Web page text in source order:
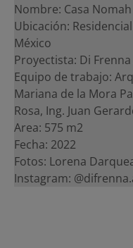
Nombre: Casa Nomah
Ubicación:
México
Proyectista: Di
Equipo de trabajo:
Mariana de la Mora
Rosa, Ing. Juan
Area: 575 m2
Fecha: 2022
Fotos: Lorena
Instagram: